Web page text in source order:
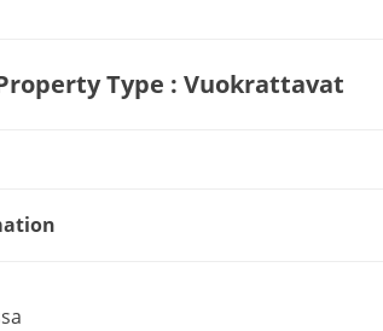
Type : Vuokrattavat